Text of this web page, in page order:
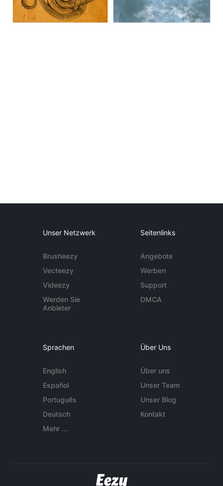
Unser Netzwerk
Brusheezy
Vecteezy
Videezy
Werden Sie
Anbieter
Seitenlinks
Angebote
Werben
Support
DMCA
Sprachen
English
Español
Português
Deutsch
Mehr ...
Über Uns
Über uns
Unser Team
Unser Blog
Kontakt